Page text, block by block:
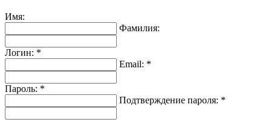
Имя:
Фамилия:
Логин: *
Email: *
Пароль: *
Подтверждение пароля: *